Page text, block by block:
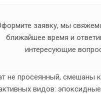
заявку, мы
ближайшее время и
интересующие
не просеянный, смешаны
видов: